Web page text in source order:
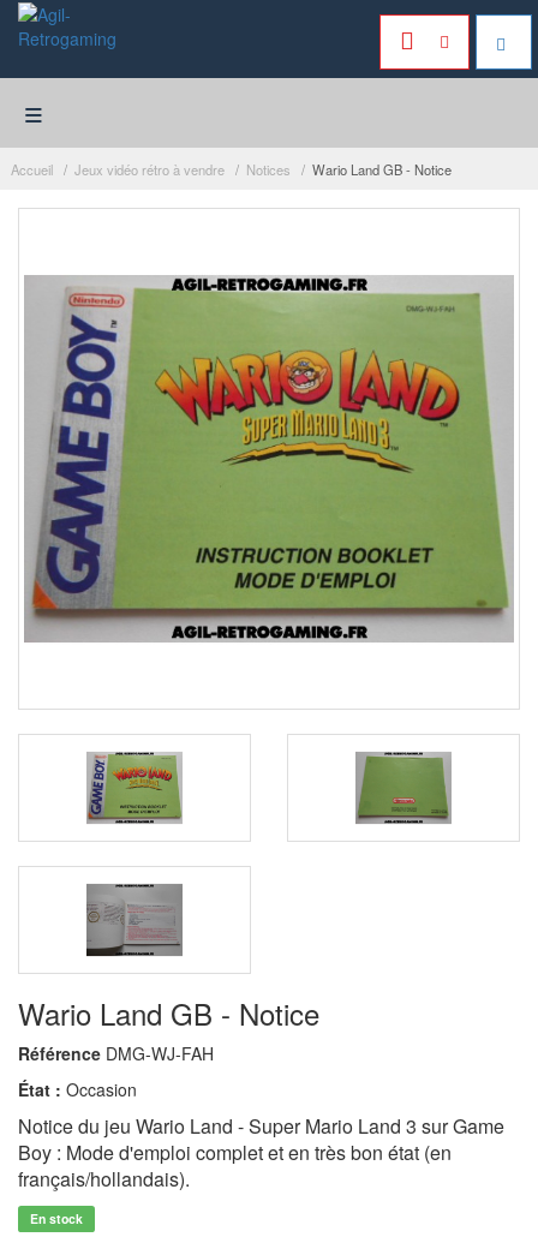
≡
Accueil Jeux vidéo rétro à vendre Notices Wario Land GB - Notice
Wario Land GB - Notice
Référence DMG-WJ-FAH
État : Occasion
Notice du jeu Wario Land - Super Mario Land 3 sur Game
Boy : Mode d'emploi complet et en très bon état (en
français/hollandais).
En stock